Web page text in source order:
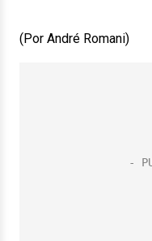
(Por André Romani)